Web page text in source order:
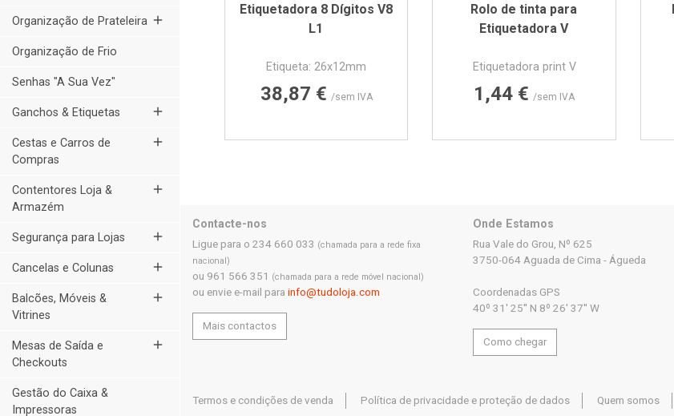
Organização de Prateleira add
Organização de Frio
Senhas "A Sua Vez"
Ganchos & Etiquetas add
Cestas e Carros de
Compras
add
Contentores Loja &
Armazém
add
Segurança para Lojas add
Cancelas e Colunas add
Balcões, Móveis &
Vitrines
add
Mesas de Saída e
Checkouts
add
Gestão do Caixa &
Impressoras
Etiquetadora 8 Dígitos V8
L1
Etiqueta: 26x12mm
Preço
38,87 € /sem IVA
Rolo de tinta para
Etiquetadora V
Etiquetadora print V
Preço
1,44 € /sem IVA
Contacte-nos
Ligue para o 234 660 033 (chamada para a rede fixa
nacional)
ou 961 566 351 (chamada para a rede móvel nacional)
ou envie e-mail para info@tudoloja.com
Mais contactos
Onde Estamos
Rua Vale do Grou, Nº 625
3750-064 Aguada de Cima - Águeda
Coordenadas GPS
40º 31' 25'' N 8º 26' 37'' W
Como chegar
Termos e condições de venda Política de privacidade e proteção de dados Quem somos